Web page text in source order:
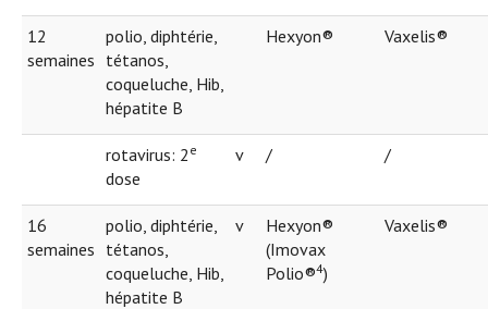
12
semaines
polio, diphtérie,
tétanos,
coqueluche, Hib,
hépatite B
Hexyon® Vaxelis®
rotavirus: 2 e
dose
v / /
16
semaines
polio, diphtérie,
tétanos,
coqueluche, Hib,
hépatite B
v
Hexyon®
(Imovax
Polio®4)
Vaxelis®